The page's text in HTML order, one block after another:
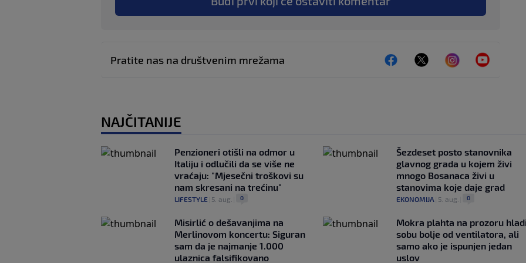
Pratite nas na društvenim mrežama
NAJČITANIJE
Penzioneri otišli na odmor u
Italiju i odlučili da se više ne
vraćaju: "Mjesečni troškovi su
nam skresani na trećinu"
LIFESTYLE 5. aug. 0
Šezdeset posto stanovnika
glavnog grada u kojem živi
mnogo Bosanaca živi u
stanovima koje daje grad
EKONOMIJA 5. aug. 0
Misirlić o dešavanjima na
Merlinovom koncertu: Siguran
sam da je najmanje 1.000
ulaznica falsifikovano
Mokra plahta na prozoru hladi
sobu bolje od ventilatora, ali
samo ako je ispunjen jedan
uslov